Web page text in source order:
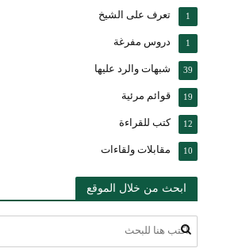
تعرف على الشيخ 1
دروس مفرغة 1
شبهات والرد عليها 39
قوائم مرئية 19
كتب للقراءة 12
مقابلات ولقاءات 10
ابحث من خلال الموقع